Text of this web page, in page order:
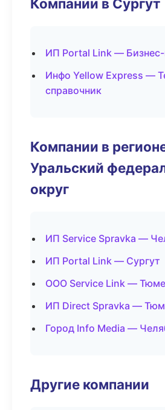
Компании в Сургут
ИП Portal Link — Бизнес-
Инфо Yellow Express —
справочник
Компании в
Уральский
округ
ИП Service Spravka —
ИП Portal Link — Сургут
ООО Service Link —
ИП Direct Spravka —
Город Info Media —
Другие компании